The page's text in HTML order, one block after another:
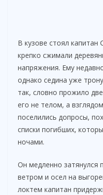
В кузове стоял
крепко сжимали
напряжения. Ему
однако седина уже
так, словно прожило
его не телом, а
поселились допросы,
списки погибших,
ночами.
Он медленно затянулся
ветром и осел на
локтем капитан